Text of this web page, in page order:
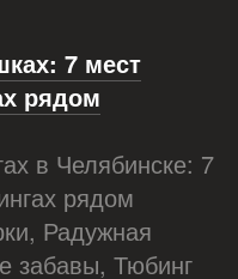
7 мест
рядом
в Челябинске: 7
рядом
Радужная
забавы, Тюбинг